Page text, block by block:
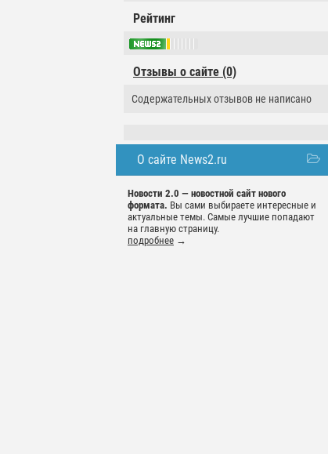
Рейтинг
Отзывы о сайте (0)
Содержательных отзывов не написано
О сайте News2.ru
Новости 2.0 — новостной сайт нового
формата. Вы сами выбираете интересные и
актуальные темы. Самые лучшие попадают
на главную страницу.
подробнее →